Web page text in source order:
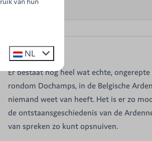
Dochamps
Er bestaat nog heel wat echte,
rondom Dochamps, in de Belgische
niemand weet van heeft. Het is er zo
de ontstaansgeschiedenis van de
van spreken zo kunt opsnuiven.
NL